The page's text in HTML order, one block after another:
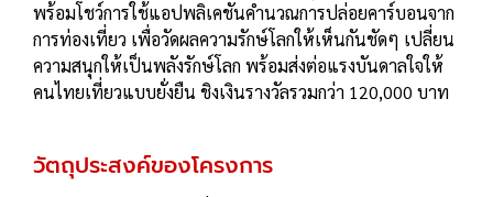
พร้อมโชว์การใช้แอปพลิเคชันคำนวณการปล่อยคาร์บอนจาก
การท่องเที่ยว เพื่อวัดผลความรักษ์โลกให้เห็นกันชัดๆ เปลี่ยน
ความสนุกให้เป็นพลังรักษ์โลก พร้อมส่งต่อแรงบันดาลใจให้
คนไทยเที่ยวแบบยั่งยืน ชิงเงินรางวัลรวมกว่า 120,000 บาท
วัตถุประสงค์ของโครงการ